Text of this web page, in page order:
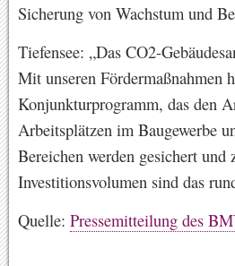
Sicherung von Wachstum und
Tiefensee: „Das CO2-
Mit unseren Fördermaßnahmen
Konjunkturprogramm, das den
Arbeitsplätzen im Baugewerbe
Bereichen werden gesichert
Investitionsvolumen sind das
Quelle: Pressemitteilung des